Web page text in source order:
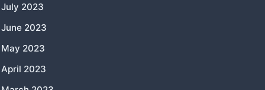
July 2023
June 2023
May 2023
April 2023